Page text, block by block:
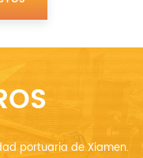
producción.
portuaria de Xiamen.